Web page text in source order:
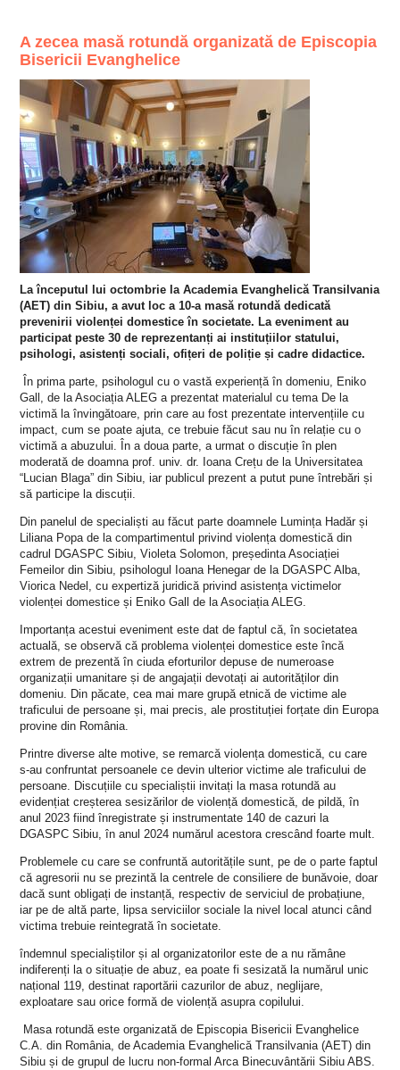
A zecea masă rotundă organizată de Episcopia
Bisericii Evanghelice
La începutul lui octombrie la Academia Evanghelică Transilvania
(AET) din Sibiu, a avut loc a 10-a masă rotundă dedicată
prevenirii violenței domestice în societate. La eveniment au
participat peste 30 de reprezentanți ai instituțiilor statului,
psihologi, asistenți sociali, ofițeri de poliție și cadre didactice.
În prima parte, psihologul cu o vastă experiență în domeniu, Eniko
Gall, de la Asociația ALEG a prezentat materialul cu tema De la
victimă la învingătoare, prin care au fost prezentate intervențiile cu
impact, cum se poate ajuta, ce trebuie făcut sau nu în relație cu o
victimă a abuzului. În a doua parte, a urmat o discuție în plen
moderată de doamna prof. univ. dr. Ioana Crețu de la Universitatea
“Lucian Blaga” din Sibiu, iar publicul prezent a putut pune întrebări și
să participe la discuții.
Din panelul de specialiști au făcut parte doamnele Lumința Hadăr și
Liliana Popa de la compartimentul privind violența domestică din
cadrul DGASPC Sibiu, Violeta Solomon, președinta Asociației
Femeilor din Sibiu, psihologul Ioana Henegar de la DGASPC Alba,
Viorica Nedel, cu expertiză juridică privind asistența victimelor
violenței domestice și Eniko Gall de la Asociația ALEG.
Importanța acestui eveniment este dat de faptul că, în societatea
actuală, se observă că problema violenței domestice este încă
extrem de prezentă în ciuda eforturilor depuse de numeroase
organizații umanitare și de angajații devotați ai autorităților din
domeniu. Din păcate, cea mai mare grupă etnică de victime ale
traficului de persoane și, mai precis, ale prostituției forțate din Europa
provine din România.
Printre diverse alte motive, se remarcă violența domestică, cu care
s-au confruntat persoanele ce devin ulterior victime ale traficului de
persoane. Discuțiile cu specialiștii invitați la masa rotundă au
evidențiat creșterea sesizărilor de violență domestică, de pildă, în
anul 2023 fiind înregistrate și instrumentate 140 de cazuri la
DGASPC Sibiu, în anul 2024 numărul acestora crescând foarte mult.
Problemele cu care se confruntă autoritățile sunt, pe de o parte faptul
că agresorii nu se prezintă la centrele de consiliere de bunăvoie, doar
dacă sunt obligați de instanță, respectiv de serviciul de probațiune,
iar pe de altă parte, lipsa serviciilor sociale la nivel local atunci când
victima trebuie reintegrată în societate.
îndemnul specialiștilor și al organizatorilor este de a nu rămâne
indiferenți la o situație de abuz, ea poate fi sesizată la numărul unic
național 119, destinat raportării cazurilor de abuz, neglijare,
exploatare sau orice formă de violență asupra copilului.
Masa rotundă este organizată de Episcopia Bisericii Evanghelice
C.A. din România, de Academia Evanghelică Transilvania (AET) din
Sibiu și de grupul de lucru non-formal Arca Binecuvântării Sibiu ABS.